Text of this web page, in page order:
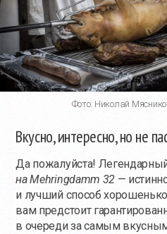
Фото: Николай
Вкусно, интересно, но не
Да пожалуйста!
на Mehringdamm 32—
и лучший способ
вам предстоит
в очереди за самым